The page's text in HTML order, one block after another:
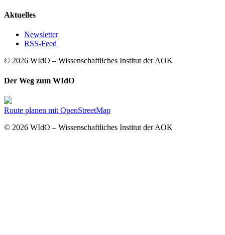
Aktuelles
Newsletter
RSS-Feed
© 2026 WIdO – Wissenschaftliches Institut der AOK
Der Weg zum WIdO
Route planen mit OpenStreetMap
© 2026 WIdO – Wissenschaftliches Institut der AOK